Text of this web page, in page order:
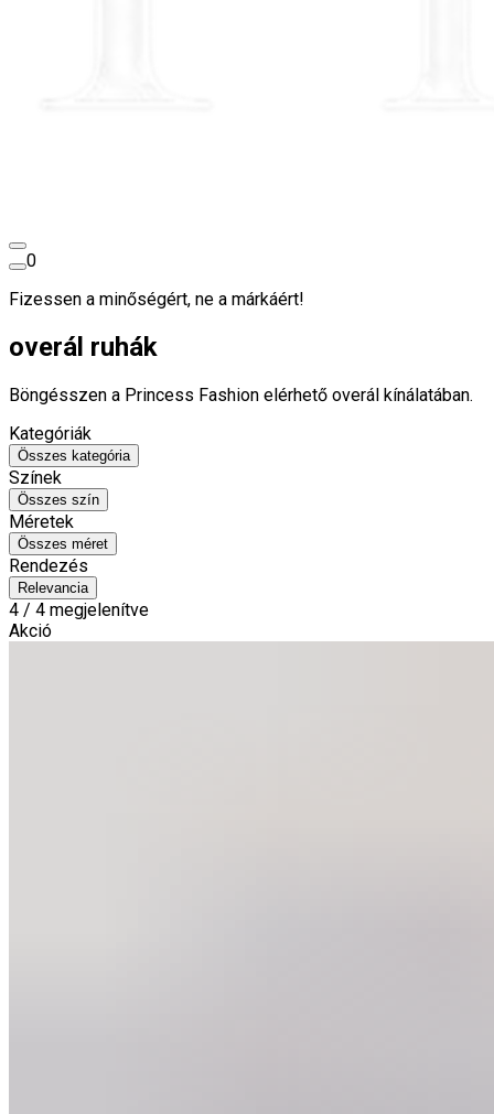
0
Fizessen a minőségért, ne a márkáért!
overál ruhák
Böngésszen a Princess Fashion elérhető overál kínálatában.
Kategóriák
Összes kategória
Színek
Összes szín
Méretek
Összes méret
Rendezés
Relevancia
4 / 4 megjelenítve
Akció